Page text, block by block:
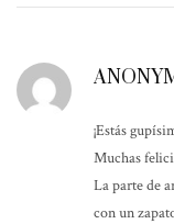
¡Estás
Muchas
La parte de
con un